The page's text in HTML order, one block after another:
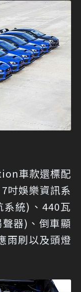
車款還標配
吋娛樂資訊系
系統)、440瓦
器)、倒車顯
雨刷以及頭燈